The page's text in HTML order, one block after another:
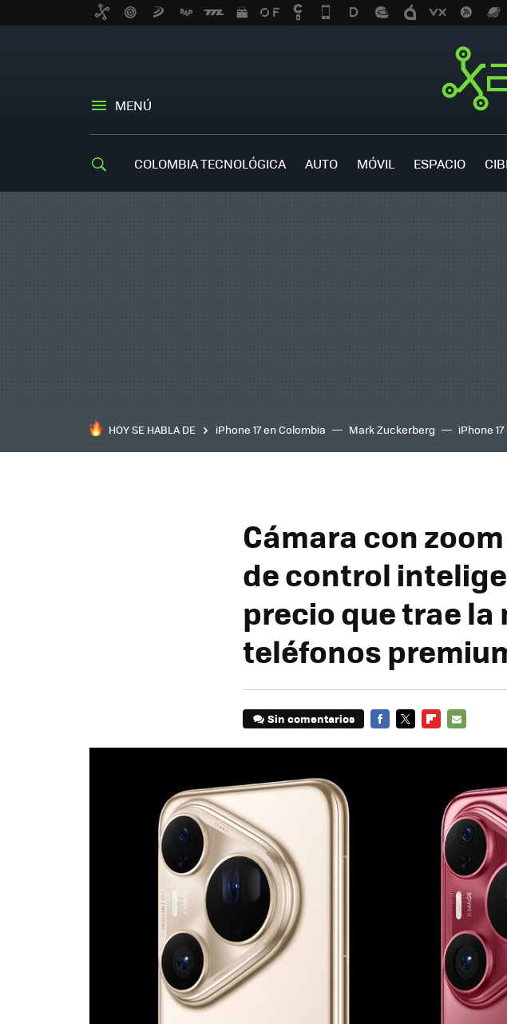
MENÚ
COLOMBIA TECNOLÓGICA AUTO MÓVIL ESPACIO
HOY SE HABLA DE iPhone 17 en Colombia Mark Zuckerberg iPhone
inteligente
IA TCL C8K
Cámara con
de control
precio que trae la
teléfonos
Sin comentarios